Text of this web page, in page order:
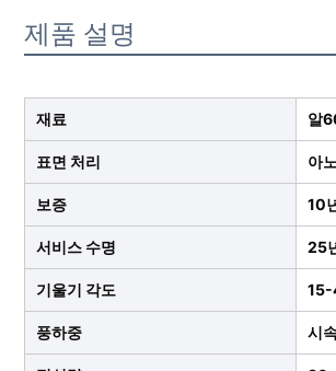
제품 설명
재료 알
표면 처리 아
보증 10
서비스 수명 25
기울기 각도 15-
풍하중 시